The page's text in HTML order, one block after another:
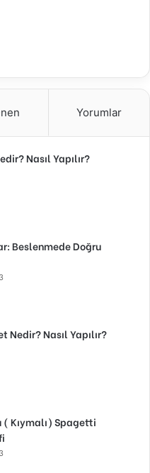
Yorumlar
Nasıl Yapılır?
Beslenmede Doğru
Nedir? Nasıl Yapılır?
( Kıymalı) Spagetti